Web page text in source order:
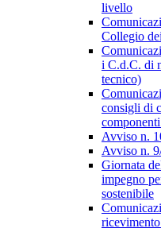
livello
Collegio
i C.d.C. di
tecnico)
consigli di
Avviso n.
Avviso n.
Giornata
impegno
sostenibile